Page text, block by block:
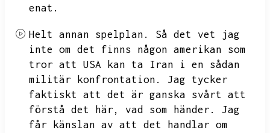
enat.
Helt annan spelplan.
Så det vet jag
inte om det finns någon amerikan som
tror att USA kan ta Iran i en sådan
militär konfrontation.
Jag tycker
faktiskt att det är ganska svårt att
förstå det här,
vad som händer.
Jag
får känslan av att det handlar om